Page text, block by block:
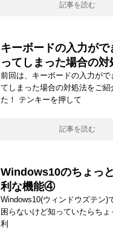
記事を読む
キーボードの入力がで
ってしまった場合の
前回は、キーボードの入力がで
てしまった場合の対処法をご紹
た！ テンキーを押して
記事を読む
Windows10のちょっ
利な機能④
Windows10(ウィンドウズテン)
困らないけど知っていたらちょ
利